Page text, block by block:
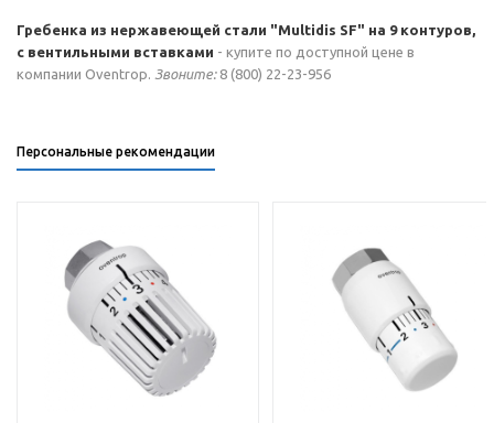
Гребенка из нержавеющей стали "Multidis SF" на 9 контуров,
с вентильными вставками - купите по доступной цене в
компании Oventrop. Звоните:8 (800) 22-23-956
Персональные рекомендации